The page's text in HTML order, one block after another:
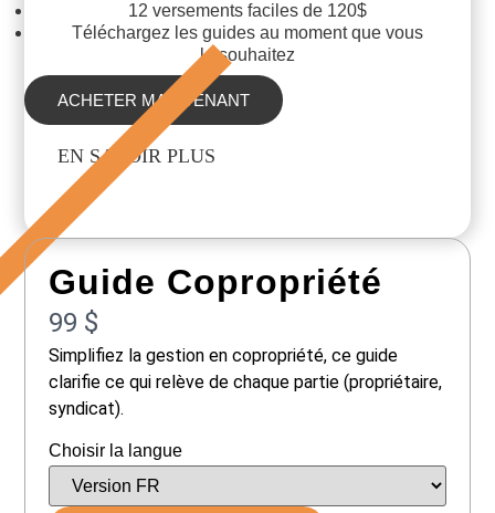
12 versements faciles de 120$
Téléchargez les guides au moment que vous
le souhaitez
ACHETER MAINTENANT
EN SAVOIR PLUS
Guide Copropriété
Maintenant
99 $
Simplifiez la gestion en copropriété, ce guide
clarifie ce qui relève de chaque partie (propriétaire,
syndicat).
Choisir la langue